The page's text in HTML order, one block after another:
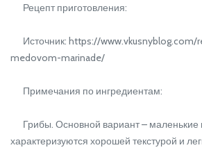
Рецепт приготовления:
Источник: https://www.vkusnyblog.com/
medovom-marinade/
Примечания по ингредиентам:
Грибы. Основной вариант –
характеризуются хорошей текстурой и